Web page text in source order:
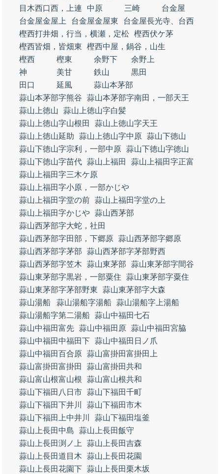
目木西口西，上連
中原 三崎
台金屋
台金屋金屋上
台金屋金屋東
台金屋長光寺、台西
樫西打井畑，行当，横瀬，定松 樫西伏ケ茅
樫西皆畑，皆畑東
樫西中屋，鍋谷，山生
樫西
樫東 余野下
余野上
神
美甘 鉄山
黒田
田口
延風
蒜山本茅部
蒜山本茅部字熊谷
蒜山本茅部字南田，一部天王
蒜山上徳山
蒜山上徳山字白髪
蒜山上徳山字山根田
蒜山上徳山字天王
蒜山上徳山延助
蒜山上徳山字中原 蒜山下徳山
蒜山下徳山字宗利，一部中原 蒜山下徳山字徳山
蒜山下徳山字苗代 蒜山上福田
蒜山上福田字正富
蒜山上福田字三木ケ原
蒜山上福田字小原，一部かじや
蒜山上福田字堂の前 蒜山上福田字堂の上
蒜山上福田字かじや 蒜山西茅部
蒜山西茅部字大蛇，社田
蒜山西茅部字田部，下郷原 蒜山西茅部字郷原
蒜山西茅部字茅部
蒜山西茅部字茅部野西
蒜山西茅部字笠木
蒜山東茅部
蒜山東茅部字間谷
蒜山東茅部字黒岩，一部粟住
蒜山東茅部字粟住
蒜山東茅部字茅部野東
蒜山東茅部字大森
蒜山湯船
蒜山湯船字湯船 蒜山湯船字上湯船
蒜山湯船字第二湯船 蒜山中福田七石
蒜山中福田富先 蒜山中福田原 蒜山中福田宮脇
蒜山中福田中福田下 蒜山中福田日ノ爪
蒜山中福田百合原 蒜山富掛田富掛田上
蒜山富掛田富掛田
蒜山富掛田共和
蒜山富山根富山根
蒜山富山根共和
蒜山下福田八日市 蒜山下福田千町
蒜山下福田下井川
蒜山下福田市木
蒜山下福田上中井川
蒜山下福田塩釜
蒜山上長田中島
蒜山上長田飯守
蒜山上長田渕ノ上
蒜山上長田吉森
蒜山上長田道目木
蒜山上長田花園
蒜山上長田花園下 蒜山上長田栗木坂